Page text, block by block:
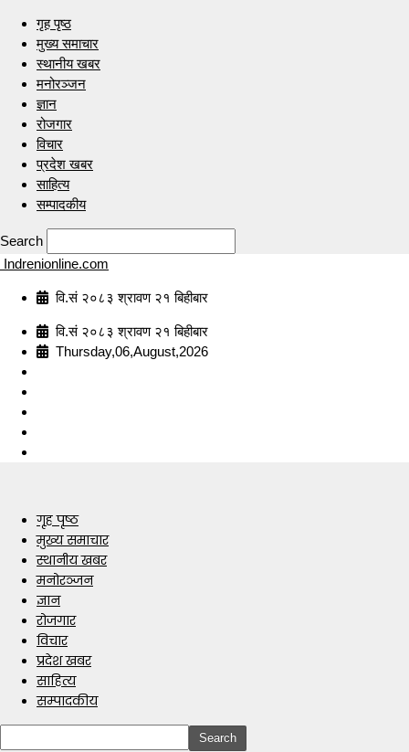
गृह पृष्ठ
मुख्य समाचार
स्थानीय खबर
मनोरञ्जन
ज्ञान
रोजगार
विचार
प्रदेश खबर
साहित्य
सम्पादकीय
Search
Indrenionline.com
वि.सं २०८३ श्रावण २१ बिहीबार
वि.सं २०८३ श्रावण २१ बिहीबार
Thursday,06,August,2026
गृह पृष्ठ
मुख्य समाचार
स्थानीय खबर
मनोरञ्जन
ज्ञान
रोजगार
विचार
प्रदेश खबर
साहित्य
सम्पादकीय